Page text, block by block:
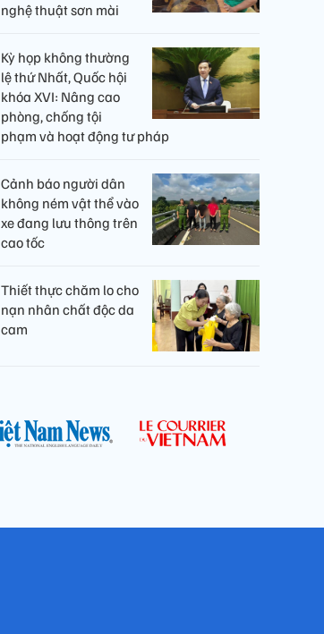
nghệ thuật sơn mài
Kỳ họp không thường
lệ thứ Nhất, Quốc hội
khóa XVI: Nâng cao
phòng, chống tội
phạm và hoạt động tư pháp
Cảnh báo người dân
không ném vật thể vào
xe đang lưu thông trên
cao tốc
Thiết thực chăm lo cho
nạn nhân chất độc da
cam